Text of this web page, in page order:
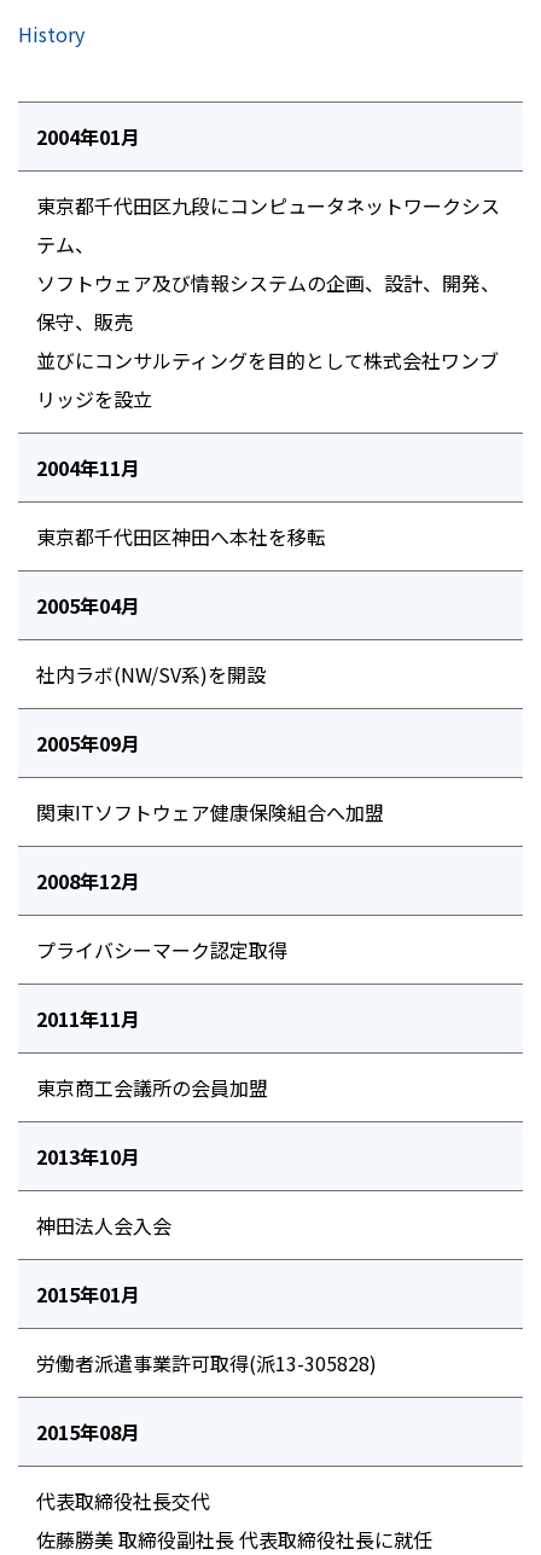
History
2004年01月
東京都千代田区九段にコンピュータネットワークシス
テム、
ソフトウェア及び情報システムの企画、設計、開発、
保守、販売
並びにコンサルティングを目的として株式会社ワンブ
リッジを設立
2004年11月
東京都千代田区神田へ本社を移転
2005年04月
社内ラボ(NW/SV系)を開設
2005年09月
関東ITソフトウェア健康保険組合へ加盟
2008年12月
プライバシーマーク認定取得
2011年11月
東京商工会議所の会員加盟
2013年10月
神田法人会入会
2015年01月
労働者派遣事業許可取得(派13-305828)
2015年08月
代表取締役社長交代
佐藤勝美 取締役副社長 代表取締役社長に就任